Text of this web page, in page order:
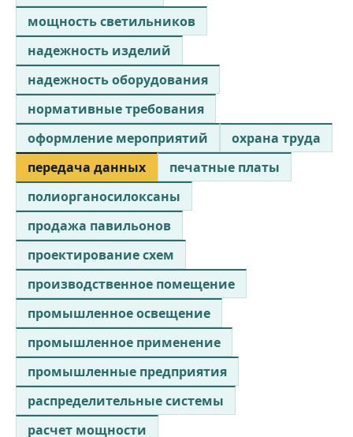
мощность светильников
надежность изделий
надежность оборудования
нормативные требования
оформление мероприятий
охрана труда
передача данных
печатные платы
полиорганосилоксаны
продажа павильонов
проектирование схем
производственное помещение
промышленное освещение
промышленное применение
промышленные предприятия
распределительные системы
расчет мощности